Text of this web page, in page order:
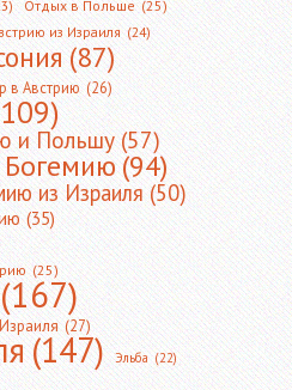
Отдых в Польше (25)
из Израиля (24)
(87)
в Австрию (26)
и Польшу (57)
(94)
из Израиля (50)
(35)
(25)
(167)
(27)
(147) Эльба (22)